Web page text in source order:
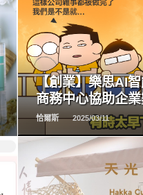
【創業】樂思AI
商務中心協助企
恰爾斯 2025/03/11